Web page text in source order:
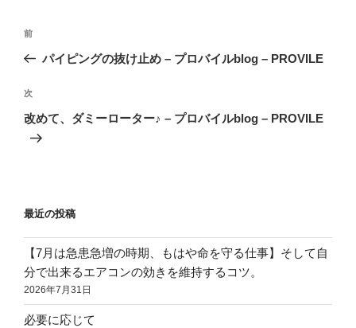
投
ビ
ゲ
ー
前
の
稿
前
パイピングの抜け止め – プロバイルblog – PROVILE
次
の
次
改めて、ダミーローター♪ – プロバイルblog – PROVILE
最近の投稿
【7月は急患急増の時期、もはや命を守る仕事】そして自
分で出来るエアコンの効きを維持するコツ。
2026年7月31日
必要に応じて